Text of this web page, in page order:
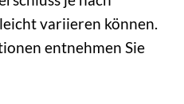
variieren können.
entnehmen Sie